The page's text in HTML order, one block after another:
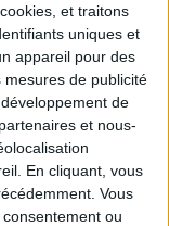
et traitons
uniques et
appareil pour des
de publicité
de
et nous-
En cliquant, vous
Vous
ou
unique, le
les
et des
des métiers, le
spécial des